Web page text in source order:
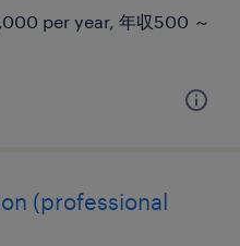
per year, 年収500 ～
(professional